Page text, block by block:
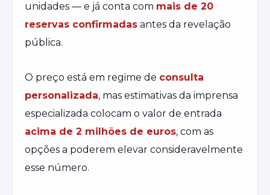
unidades — e já conta com mais de 20
reservas confirmadas antes da revelação
pública.
O preço está em regime de consulta
personalizada, mas estimativas da imprensa
especializada colocam o valor de entrada
acima de 2 milhões de euros, com as
opções a poderem elevar consideravelmente
esse número.